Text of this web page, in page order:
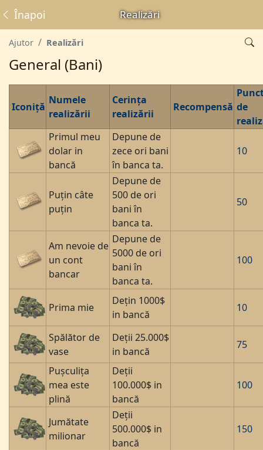
Realizări
Înapoi
Ajutor Realizări
General (Bani)
Iconiță
Numele
realizării
Cerința
realizării
Recompensă de
Primul meu
dolar in
bancă
Depune de
zece ori bani
în banca ta.
10
Puțin câte
puțin
Depune de
500 de ori
bani în
banca ta.
50
Am nevoie de
un cont
bancar
Depune de
5000 de ori
bani în
banca ta.
100
Prima mie
Dețin 1000$
in bancă
10
Spălător de
vase
Deții 25.000$
in bancă
75
Pușculița
mea este
plină
Deții
100.000$ in
bancă
100
Jumătate
milionar
Deții
500.000$ in
bancă
150